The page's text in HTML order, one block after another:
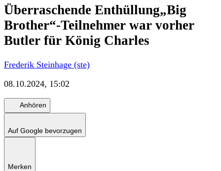
Überraschende Enthüllung„Big
Brother“-Teilnehmer war vorher
Butler für König Charles
Frederik Steinhage (ste)
08.10.2024, 15:02
Anhören
Auf Google bevorzugen
Merken